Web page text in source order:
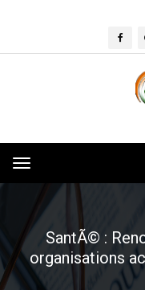
Toggle
navigation
SantÃ© :
organisations